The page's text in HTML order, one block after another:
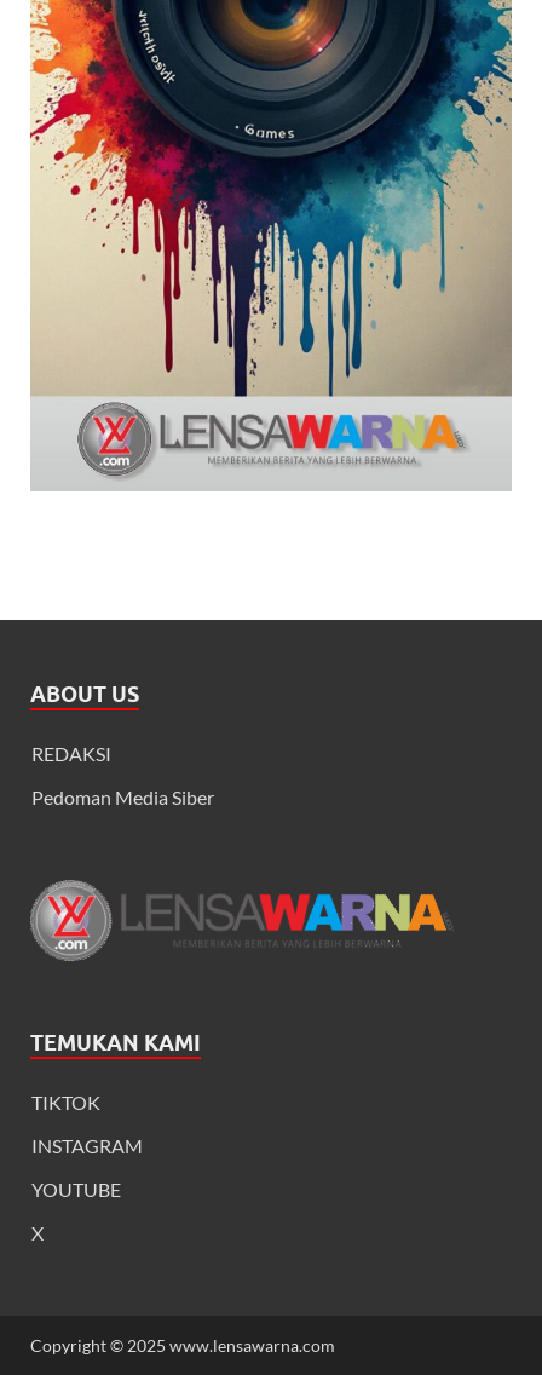
ABOUT US
REDAKSI
Pedoman Media Siber
TEMUKAN KAMI
TIKTOK
INSTAGRAM
YOUTUBE
X
Copyright © 2025 www.lensawarna.com